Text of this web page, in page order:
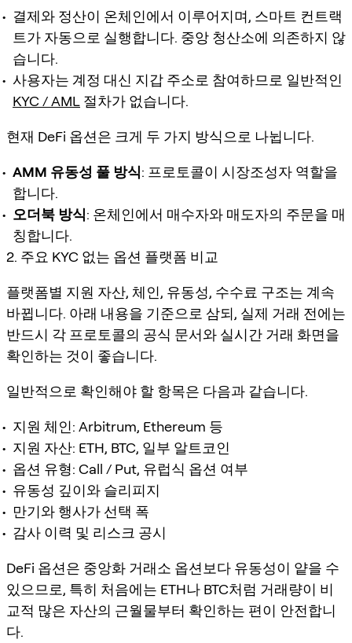
결제와 정산이 온체인에서 이루어지며, 스마트 컨트랙
트가 자동으로 실행합니다. 중앙 청산소에 의존하지 않
습니다.
사용자는 계정 대신 지갑 주소로 참여하므로 일반적인
KYC / AML 절차가 없습니다.
현재 DeFi 옵션은 크게 두 가지 방식으로 나뉩니다.
AMM 유동성 풀 방식: 프로토콜이 시장조성자 역할을
합니다.
오더북 방식: 온체인에서 매수자와 매도자의 주문을 매
칭합니다.
2. 주요 KYC 없는 옵션 플랫폼 비교
플랫폼별 지원 자산, 체인, 유동성, 수수료 구조는 계속
바뀝니다. 아래 내용을 기준으로 삼되, 실제 거래 전에는
반드시 각 프로토콜의 공식 문서와 실시간 거래 화면을
확인하는 것이 좋습니다.
일반적으로 확인해야 할 항목은 다음과 같습니다.
지원 체인: Arbitrum, Ethereum 등
지원 자산: ETH, BTC, 일부 알트코인
옵션 유형: Call / Put, 유럽식 옵션 여부
유동성 깊이와 슬리피지
만기와 행사가 선택 폭
감사 이력 및 리스크 공시
DeFi 옵션은 중앙화 거래소 옵션보다 유동성이 얕을 수
있으므로, 특히 처음에는 ETH나 BTC처럼 거래량이 비
교적 많은 자산의 근월물부터 확인하는 편이 안전합니
다.